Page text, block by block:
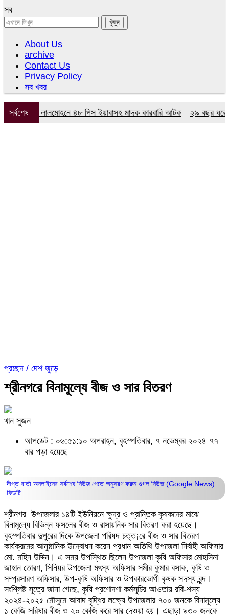
সব
About Us
archive
Contact Us
Privacy Policy
সব খবর
সর্বশেষলালমোহনে ৪৮ পিস ইয়াবাসহ মাদক কারবারি আটক ২৯ বছর ধরে নেই
প্রচ্ছদ / দেশ জুড়ে
শ্রীনগরে বিনামূল্যে বীজ ও সার বিতরণ
খান সুজন
আপডেট : ০৬:৫১:১০ অপরাহ্ন, বৃহস্পতিবার, ৭ নভেম্বর ২০২৪ ৭৭
বার পড়া হয়েছে
দীপ্ত বার্তা অনলাইনের সর্বশেষ নিউজ পেতে অনুসরণ করুনগুগল নিউজ (Google News)
ফিডটি
শ্রীনগর উপজেলার ১৪টি ইউনিয়নে ক্ষুদ্র ও প্রান্তিক কৃষকদের মাঝে
বিনামূল্যে বিভিন্ন ফসলের বীজ ও রাসায়নিক সার বিতরণ করা হয়েছে।
বৃহস্পতিবার দুপুরের দিকে উপজেলা পরিষদ চত্ত¡রে বীজ ও সার বিতরণ
কার্যক্রমের আনুষ্ঠানিক উদ্বোধন করেন প্রধান অতিথি উপজেলা নির্বাহী অফিসার
মো. মহিন উদ্দিন। এ সময় উপস্থিত ছিলেন উপজেলা কৃষি অফিসার মোহসিনা
জাহান তোরণ, সিনিয়র উপজেলা মৎস্য অফিসার সমীর কুমার বসাক, কৃষি ও
সম্প্রসারণ অফিসার, উপ-কৃষি অফিসার ও উপকারভোগী কৃষক সদস্য বৃন্দ।
সংশ্লিষ্ট সূত্রে জানা গেছে, কৃষি প্রণোদণা কর্মসূচির আওতায় রবি-শস্য
২০২৪-২০২৫ মৌসুমে আবাদ বৃদ্ধির লক্ষ্যে উপজেলার ৭০০ জনকে বিনামূল্যে
১ কেজি সরিষার বীজ ও ২০ কেজি করে সার দেওয়া হয়। এছাড়া ৯৩০ জনকে